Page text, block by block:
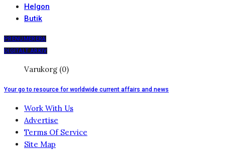
Helgon
Butik
PRENUMERERA
DIGITALT ARKIV
Varukorg (0)
Your go to resource for worldwide current affairs and news
Work With Us
Advertise
Terms Of Service
Site Map